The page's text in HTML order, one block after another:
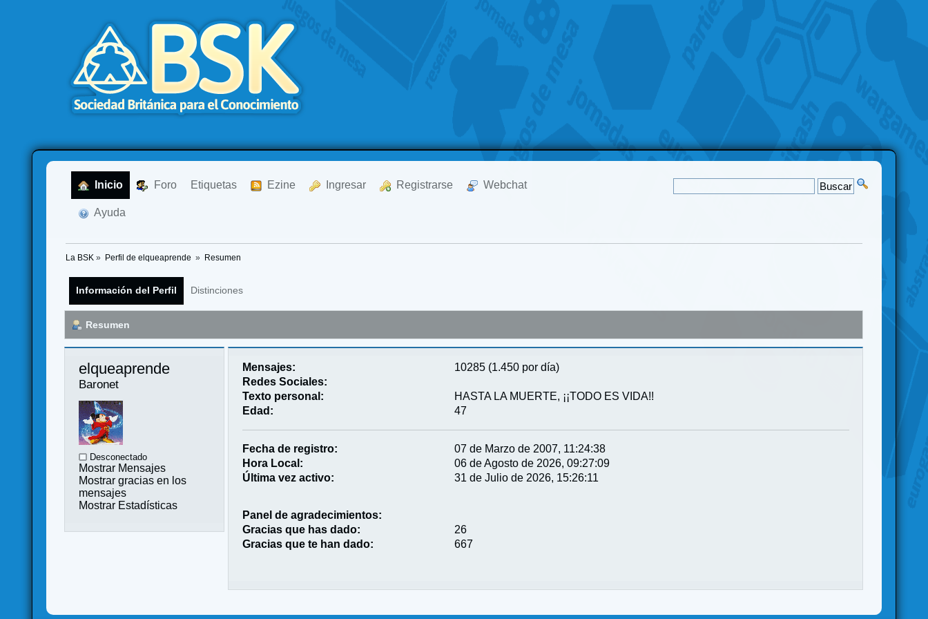
Inicio Foro Etiquetas Ezine Ingresar Registrarse Webchat
Ayuda
La BSK » Perfil de elqueaprende » Resumen
Información del Perfil Distinciones
Resumen
elqueaprende
Baronet
Desconectado
Mostrar Mensajes
Mostrar gracias en los
mensajes
Mostrar Estadísticas
Mensajes:
10285 (1.450 por día)
Redes Sociales:
Texto personal:
HASTA LA MUERTE, ¡¡TODO ES VIDA!!
Edad:
47
Fecha de registro:
07 de Marzo de 2007, 11:24:38
Hora Local:
06 de Agosto de 2026, 09:27:09
Última vez activo:
31 de Julio de 2026, 15:26:11
Panel de agradecimientos:
Gracias que has dado:
26
Gracias que te han dado:
667